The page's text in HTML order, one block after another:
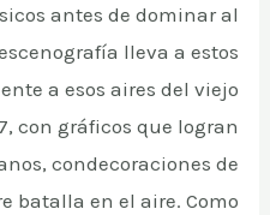
antes de dominar al
lleva a estos
a esos aires del viejo
con gráficos que logran
condecoraciones de
batalla en el aire. Como